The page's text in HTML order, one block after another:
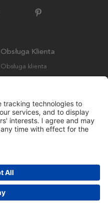
Obsługa Klienta
Obsługa klienta
Wysyłka i Dostawa